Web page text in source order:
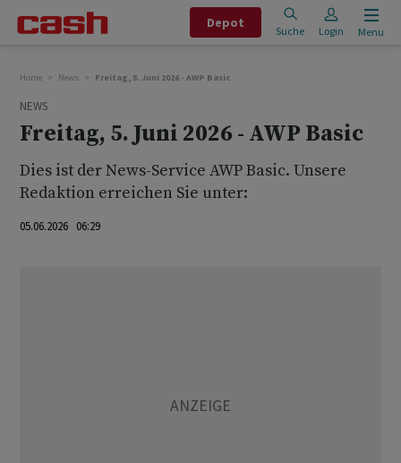
Depot
Suche Login Menu
Home News Freitag, 5. Juni 2026 - AWP Basic
NEWS
Freitag, 5. Juni 2026 - AWP Basic
Dies ist der News-Service AWP Basic. Unsere
Redaktion erreichen Sie unter:
05.06.2026 06:29